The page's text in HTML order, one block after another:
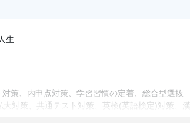
生
策、内申点対策、学習習慣の定着、総合型選抜
対策、共通テスト対策、英検(英語検定)対策、漢